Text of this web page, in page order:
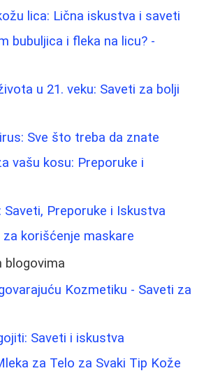
lica: Lična iskustva i saveti
bubuljica i fleka na licu? -
u 21. veku: Saveti za bolji
Sve što treba da znate
vašu kosu: Preporuke i
Preporuke i Iskustva
korišćenje maskare
blogovima
Kozmetiku - Saveti za
Saveti i iskustva
za Telo za Svaki Tip Kože